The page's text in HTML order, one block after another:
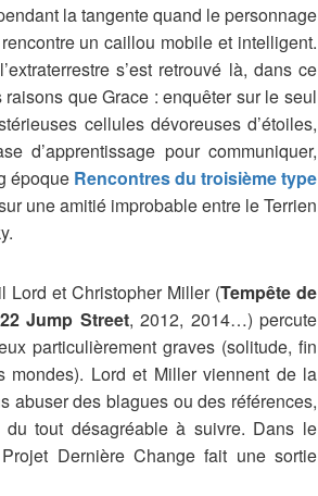
la tangente quand le personnage
un caillou mobile et intelligent.
s’est retrouvé là, dans ce
que Grace : enquêter sur le seul
cellules dévoreuses d’étoiles,
d’apprentissage pour communiquer,
époque Rencontres du troisième type
une amitié improbable entre le Terrien
Lord et Christopher Miller (Tempête de
22 Jump Street, 2012, 2014…) percute
particulièrement graves (solitude, fin
mondes). Lord et Miller viennent de la
abuser des blagues ou des références,
du tout désagréable à suivre. Dans le
Dernière Change fait une sortie